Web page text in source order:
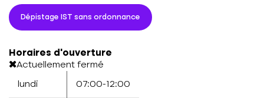
Dépistage IST sans ordonnance
Horaires d'ouverture
Actuellement fermé
lundi 07:00-12:00